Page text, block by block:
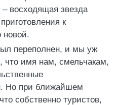
восходящая звезда
к
новой.
переполнен, и мы уж
что имя нам, смельчакам,
Но при ближайшем
собственно туристов,